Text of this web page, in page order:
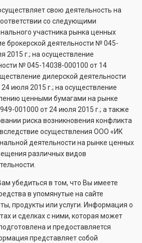
свою деятельность на
со следующими
участника рынка ценных
брокерской деятельности №045-
2015 г.; на осуществление
№045-14038-000100 от 14
дилерской деятельности
24 июля 2015 г.; на осуществление
ценными бумагами на рынке
001000 от 24 июля 2015 г.; а также
риска возникновения конфликта
осуществления ООО «ИК
деятельности на рынке ценных
различных видов
убедиться в том, что Вы имеете
в упомянутые на сайте
продукты или услуги. Информация о
и сделках с ними, которая может
и предоставляется
представляет собой